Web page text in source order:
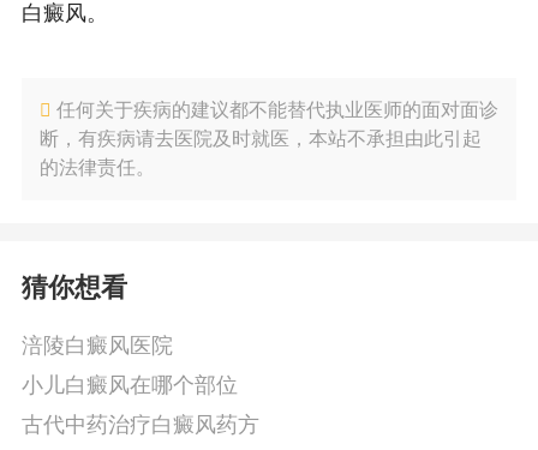
白癜风。
任何关于疾病的建议都不能替代执业医师的面对面诊
断，有疾病请去医院及时就医，本站不承担由此引起
的法律责任。
猜你想看
涪陵白癜风医院
小儿白癜风在哪个部位
古代中药治疗白癜风药方